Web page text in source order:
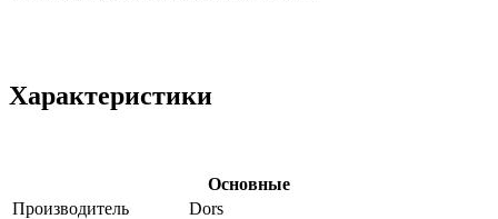
Характеристики
Основные
Производитель
Dors